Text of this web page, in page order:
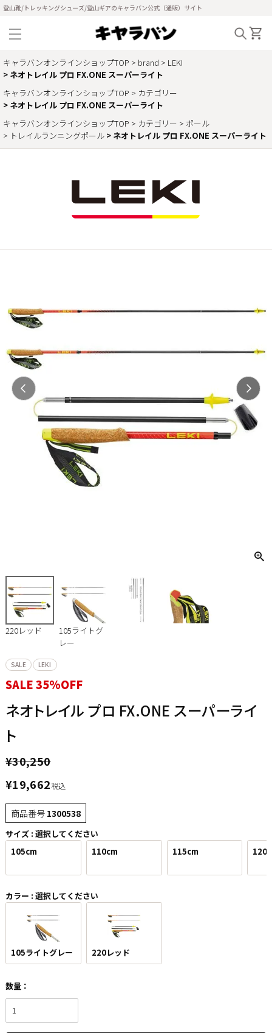
登山靴/トレッキングシューズ/登山ギアのキャラバン公式（通販）サイト
キャラバンオンラインショップTOP brand
LEKI
ネオトレイル プロ FX.ONE スーパーライト
キャラバンオンラインショップTOP
カテゴリー
ネオトレイル プロ FX.ONE スーパーライト
キャラバンオンラインショップTOP
カテゴリー
ポール
トレイルランニングポール
ネオトレイル プロ FX.ONE スーパーライト
220レッド
105ライトグ
レー
SALE LEKI
SALE 35%OFF
ネオトレイル プロ FX.ONE スーパーライ
ト
¥30,250
¥19,662税込
商品番号 1300538
サイズ 選択してください
105cm
110cm 115cm
カラー 選択してください
105ライトグレー 220レッド